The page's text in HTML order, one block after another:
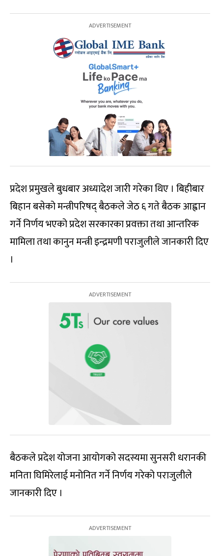
प्रदेश प्रमुखले बुधबार अध्यादेश जारी गरेका थिए । बिहीबार
बिहान बसेको मन्त्रीपरिषद् बैठकले जेठ ६ गते बैठक आह्वान
गर्ने निर्णय भएको प्रदेश सरकारका प्रवक्ता तथा आन्तरिक
मामिला तथा कानुन मन्त्री इन्द्रमणी पराजुलीले जानकारी दिए
।
बैठकले प्रदेश योजना आयोगको सदस्यमा सुनसरी धरानकी
मनिता घिमिरेलाई मनोनित गर्ने निर्णय गरेको पराजुलीले
जानकारी दिए ।